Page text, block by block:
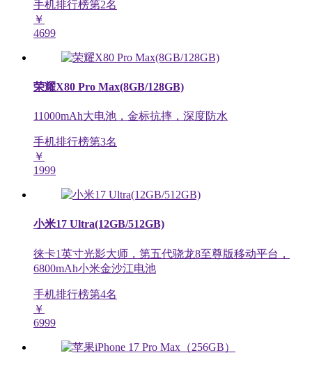
手机排行榜第2名
￥
4699
荣耀X80 Pro Max(8GB/128GB)
11000mAh大电池，金标抗摔，深度防水
手机排行榜第3名
￥
1999
小米17 Ultra(12GB/512GB)
徕卡1英寸光影大师，第五代骁龙8至尊版移动平台，
6800mAh小米金沙江电池
手机排行榜第4名
￥
6999